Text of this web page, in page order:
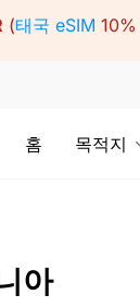
(태국 eSIM
홈 목적지
아